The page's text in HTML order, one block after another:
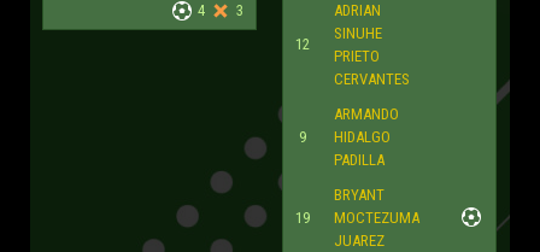
4 3
12
ADRIAN
SINUHE
PRIETO
CERVANTES
9
ARMANDO
HIDALGO
PADILLA
19
BRYANT
MOCTEZUMA
JUAREZ